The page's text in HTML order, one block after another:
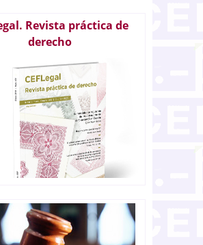
Revista práctica de
derecho